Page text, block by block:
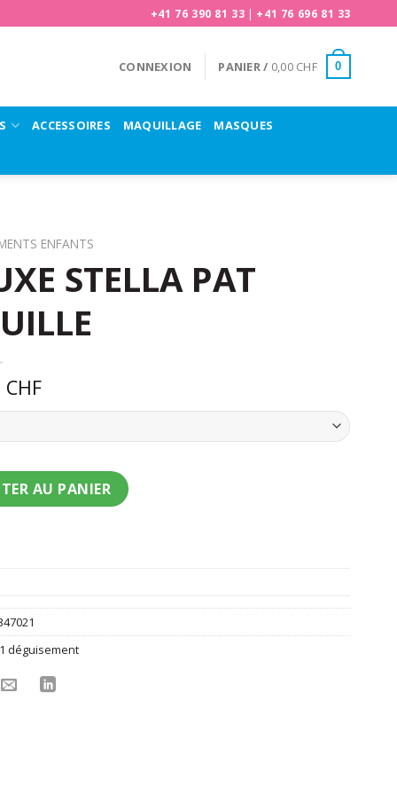
+41 76 390 81 33 | +41 76 696 81 33
CONNEXION PANIER / 0,00 CHF 0
ACCESSOIRES MAQUILLAGE MASQUES
ENFANTS
STELLA PAT
CHF
luxe Stella Pat Patrouille
AU PANIER
1 déguisement